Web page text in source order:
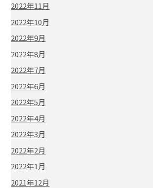
2022年11月
2022年10月
2022年9月
2022年8月
2022年7月
2022年6月
2022年5月
2022年4月
2022年3月
2022年2月
2022年1月
2021年12月